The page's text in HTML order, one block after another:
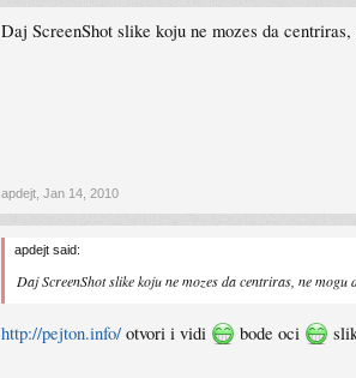
Daj ScreenShot slike koju ne mozes da centriras,
apdejt Jan 14, 2010
apdejt said:
Daj ScreenShot slike koju ne mozes da centriras, ne mogu
http://pejton.info/ otvori i vidi bode oci